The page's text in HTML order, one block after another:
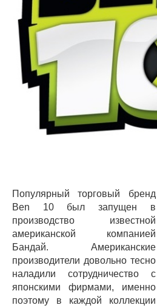
Популярный торговый бренд
Ben 10 был запущен в
производство известной
американской компанией
Бандай. Американские
производители довольно тесно
наладили сотрудничество с
японскими фирмами, именно
поэтому в каждой коллекции